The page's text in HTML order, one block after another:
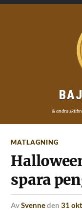
& andra
MATLAGNING
spara
avSvenneden31